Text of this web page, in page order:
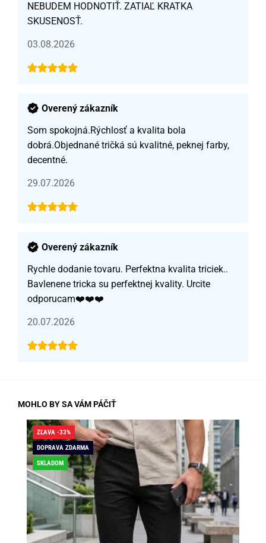
NEBUDEM HODNOTIŤ. ZATIAĽ KRATKA
SKUSENOSŤ.
03.08.2026
Overený zákazník
Som spokojná.Rýchlosť a kvalita bola
dobrá.Objednané tričká sú kvalitné, peknej farby,
decentné.
29.07.2026
Overený zákazník
Rychle dodanie tovaru. Perfektna kvalita triciek..
Bavlenene tricka su perfektnej kvality. Urcite
odporucam❤️❤️❤️
20.07.2026
MOHLO BY SA VÁM PÁČIŤ
ZĽAVA -33%
DOPRAVA ZDARMA
SKLADOM